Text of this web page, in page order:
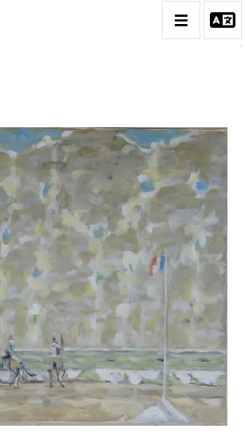
HANS SEILER
BIOGRAPHIE
DES OEUVRES
VOL. 1 : LES PEINTURES
2 : LES GOUACHES
DE COULEUR ET FUSAINS
CONTACT